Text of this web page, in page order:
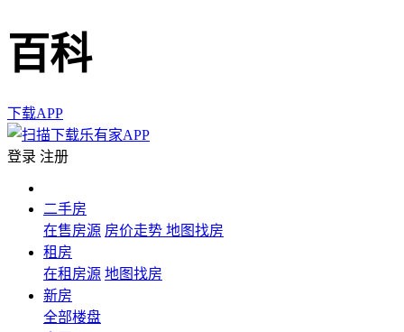
百科
下载APP
登录 注册
二手房
在售房源 房价走势 地图找房
租房
在租房源 地图找房
新房
全部楼盘